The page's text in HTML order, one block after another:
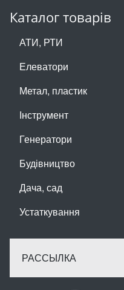
Каталог товарів
АТИ, РТИ
Елеватори
Метал, пластик
Інструмент
Генератори
Будівництво
Дача, сад
Устаткування
РАССЫЛКА